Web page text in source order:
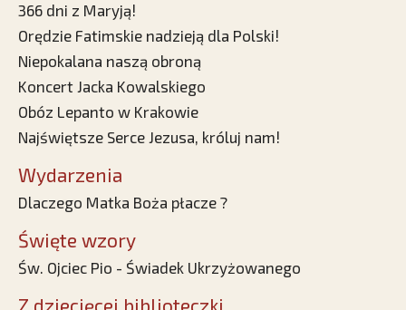
366 dni z Maryją!
Orędzie Fatimskie nadzieją dla Polski!
Niepokalana naszą obroną
Koncert Jacka Kowalskiego
Obóz Lepanto w Krakowie
Najświętsze Serce Jezusa, króluj nam!
Wydarzenia
Dlaczego Matka Boża płacze ?
Święte wzory
Św. Ojciec Pio - Świadek Ukrzyżowanego
Z dziecięcej biblioteczki